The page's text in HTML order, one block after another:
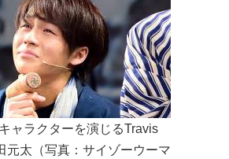
ャラクターを演じるTravis
元太（写真：サイゾーウーマ